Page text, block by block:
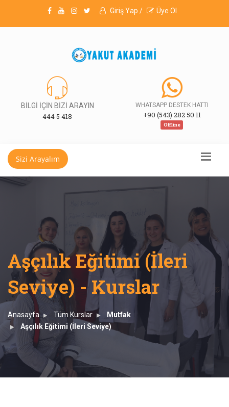
Giriş Yap / Üye Ol
BİLGİ İÇİN BİZİ ARAYIN
444 5 418
WHATSAPP DESTEK HATTI
+90 (543) 282 50 11
Offline
Sizi Arayalım
Aşçılık Eğitimi (İleri
Seviye) - Kurslar
Anasayfa Tüm Kurslar
Mutfak
Aşçılık Eğitimi (İleri Seviye)